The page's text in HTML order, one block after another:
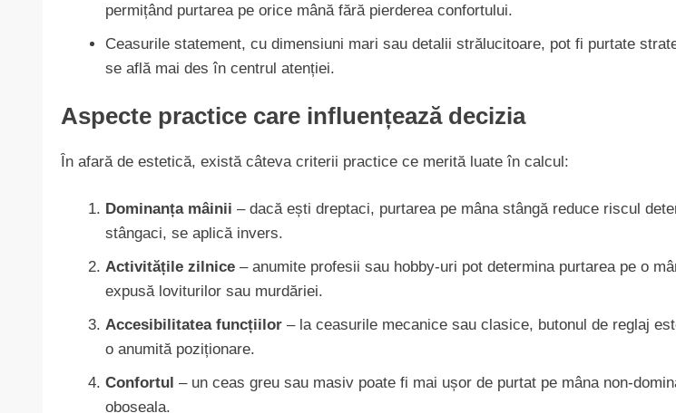
permițând purtarea pe orice mână fără pierderea confortului.
Ceasurile statement, cu dimensiuni mari sau detalii strălucitoare, pot fi purtate
se află mai des în centrul atenției.
Aspecte practice care influențează decizia
În afară de estetică, există câteva criterii practice ce merită luate în calcul:
Dominanța mâinii – dacă ești dreptaci, purtarea pe mâna stângă reduce riscul
stângaci, se aplică invers.
Activitățile zilnice– anumite profesii sau hobby-uri pot determina purtarea pe o
expusă loviturilor sau murdăriei.
Accesibilitatea funcțiilor– la ceasurile mecanice sau clasice, butonul de reglaj
o anumită poziționare.
Confortul – un ceas greu sau masiv poate fi mai ușor de purtat pe mâna non-
oboseala.